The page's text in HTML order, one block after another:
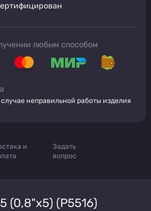
любым способом
неправильной работы изделия
и
Задать
вопрос
(0,8"х5) (P5516)